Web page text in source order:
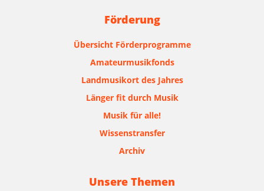
Förderung
Übersicht Förderprogramme
Amateurmusikfonds
Landmusikort des Jahres
Länger fit durch Musik
Musik für alle!
Wissenstransfer
Archiv
Unsere Themen